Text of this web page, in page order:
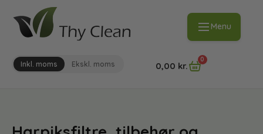
Menu
Inkl. moms Ekskl. moms 0,00 kr.
0